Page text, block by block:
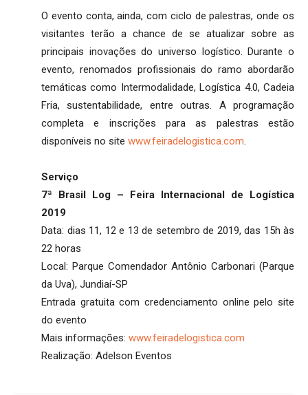
O evento conta, ainda, com ciclo de palestras, onde os
visitantes terão a chance de se atualizar sobre as
principais inovações do universo logístico. Durante o
evento, renomados profissionais do ramo abordarão
temáticas como Intermodalidade, Logística 4.0, Cadeia
Fria, sustentabilidade, entre outras. A programação
completa e inscrições para as palestras estão
disponíveis no site www.feiradelogistica.com.
Serviço
7ª Brasil Log – Feira Internacional de Logística
2019
Data: dias 11, 12 e 13 de setembro de 2019, das 15h às
22 horas
Local: Parque Comendador Antônio Carbonari (Parque
da Uva), Jundiaí-SP
Entrada gratuita com credenciamento online pelo site
do evento
Mais informações: www.feiradelogistica.com
Realização: Adelson Eventos